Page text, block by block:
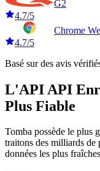
G2
4.7/5
Chrome
4.7/5
Basé sur des avis
L'API API
Plus Fiable
Tomba possède le plus
traitons des milliards de
données les plus